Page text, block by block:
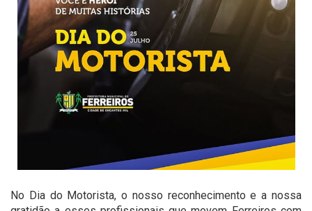
No Dia do Motorista, o nosso reconhecimento e a nossa